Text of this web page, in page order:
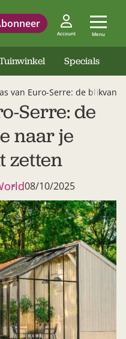
Account Menu
Specials
van Euro-Serre: de
Serre: de
naar je
zetten
08/10/2025